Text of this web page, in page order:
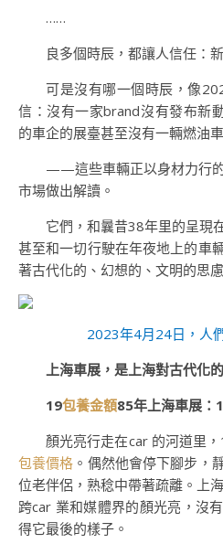
……
良多個時辰，都讓人信任：
可是沒有哪一個時辰，像
信：沒有一家brand沒有發布新
的車企的展臺甚至沒有一輛燃油車
——這些車輛正以身材力行
市場做出解讀。
它們，和曩昔38年里的呈現
甚至和一切行駛在年夜地上的車
著古代化的、幻想的、文明的思慮
2023年4月24日，人
上海車展，是上海對古代化
19包養金額85年上海車展：1
顏光亮行走在car 的河道里
包養價格 。偶然他會停下腳步，
位老伴侶，熟稔中帶著疏離。上
跨car 業和媒體界的顏光亮，沒
得它最後的樣子。